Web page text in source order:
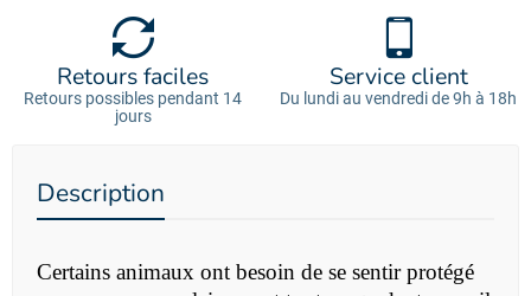
Retours faciles
Retours possibles pendant 14
jours
Service client
Du lundi au vendredi de 9h à 18h
Description
Certains animaux ont besoin de se sentir protégé